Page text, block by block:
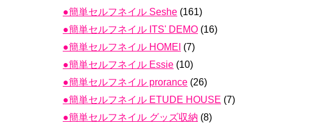
●簡単セルフネイル Seshe (161)
●簡単セルフネイル ITS' DEMO (16)
●簡単セルフネイル HOMEI (7)
●簡単セルフネイル Essie (10)
●簡単セルフネイル prorance (26)
●簡単セルフネイル ETUDE HOUSE (7)
●簡単セルフネイル グッズ収納 (8)